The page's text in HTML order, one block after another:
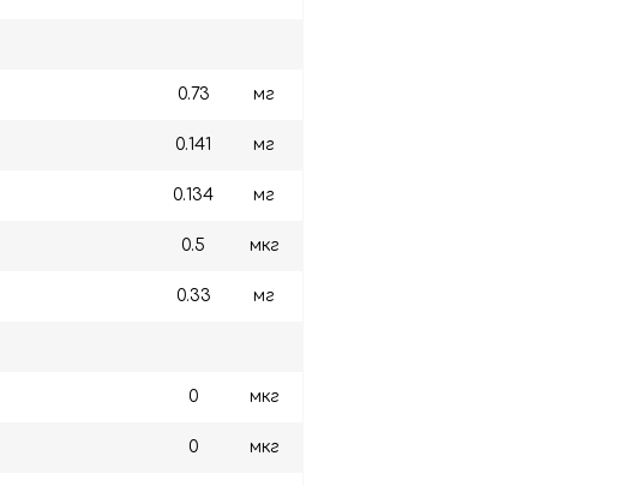
0.73 мг
0.141 мг
0.134 мг
0.5 мкг
0.33 мг
0 мкг
0 мкг